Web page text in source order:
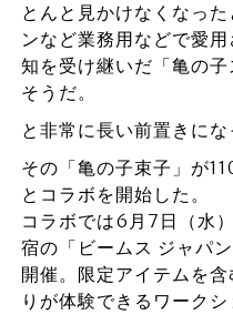
とんと見かけなくなっ
ンなど業務用などで愛
知を受け継いだ「亀の
そうだ。
と非常に長い前置きにな
その「亀の子束子」が
とコラボを開始した。
コラボでは6月7日（水
宿の「ビームス ジャパ
開催。限定アイテムを
りが体験できるワークシ